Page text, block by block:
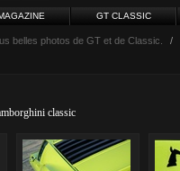
GT CLASSIC
belles photos de GT et de Classic. /
classic